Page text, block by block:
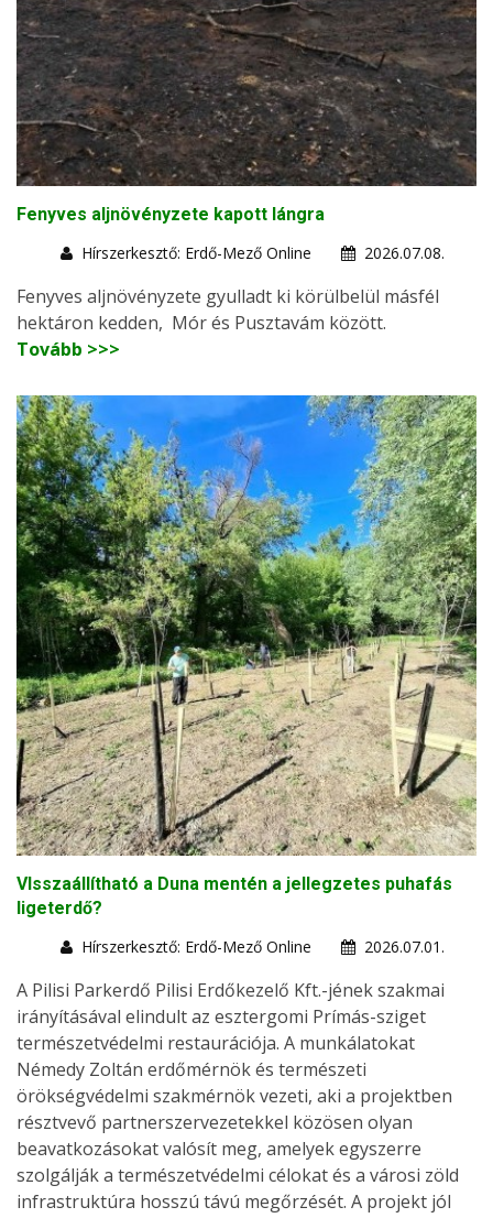
Fenyves aljnövényzete kapott lángra
Hírszerkesztő: Erdő-Mező Online
2026.07.08.
Fenyves aljnövényzete gyulladt ki körülbelül másfél
hektáron kedden, Mór és Pusztavám között.
Tovább >>>
VIsszaállítható a Duna mentén a jellegzetes puhafás
ligeterdő?
Hírszerkesztő: Erdő-Mező Online
2026.07.01.
A Pilisi Parkerdő Pilisi Erdőkezelő Kft.-jének szakmai
irányításával elindult az esztergomi Prímás-sziget
természetvédelmi restaurációja. A munkálatokat
Némedy Zoltán erdőmérnök és természeti
örökségvédelmi szakmérnök vezeti, aki a projektben
résztvevő partnerszervezetekkel közösen olyan
beavatkozásokat valósít meg, amelyek egyszerre
szolgálják a természetvédelmi célokat és a városi zöld
infrastruktúra hosszú távú megőrzését. A projekt jól